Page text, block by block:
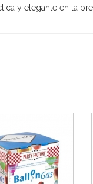
y elegante en la